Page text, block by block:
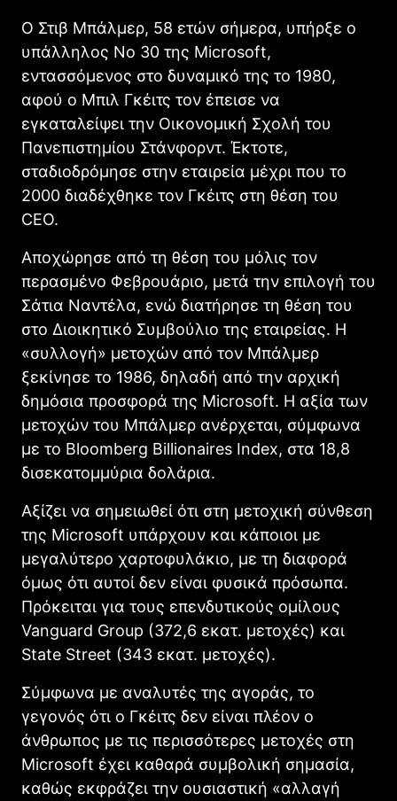
Ο Στιβ Μπάλμερ, 58 ετών σήμερα, υπήρξε ο
υπάλληλος No 30 της Microsoft,
εντασσόμενος στο δυναμικό της το 1980,
αφού ο Μπιλ Γκέιτς τον έπεισε να
εγκαταλείψει την Οικονομική Σχολή του
Πανεπιστημίου Στάνφορντ. Έκτοτε,
σταδιοδρόμησε στην εταιρεία μέχρι που το
2000 διαδέχθηκε τον Γκέιτς στη θέση του
CEO.
Αποχώρησε από τη θέση του μόλις τον
περασμένο Φεβρουάριο, μετά την επιλογή του
Σάτια Ναντέλα, ενώ διατήρησε τη θέση του
στο Διοικητικό Συμβούλιο της εταιρείας. Η
«συλλογή» μετοχών από τον Μπάλμερ
ξεκίνησε το 1986, δηλαδή από την αρχική
δημόσια προσφορά της Microsoft. Η αξία των
μετοχών του Μπάλμερ ανέρχεται, σύμφωνα
με το Bloomberg Billionaires Index, στα 18,8
δισεκατομμύρια δολάρια.
Αξίζει να σημειωθεί ότι στη μετοχική σύνθεση
της Microsoft υπάρχουν και κάποιοι με
μεγαλύτερο χαρτοφυλάκιο, με τη διαφορά
όμως ότι αυτοί δεν είναι φυσικά πρόσωπα.
Πρόκειται για τους επενδυτικούς ομίλους
Vanguard Group (372,6 εκατ. μετοχές) και
State Street (343 εκατ. μετοχές).
Σύμφωνα με αναλυτές της αγοράς, το
γεγονός ότι ο Γκέιτς δεν είναι πλέον ο
άνθρωπος με τις περισσότερες μετοχές στη
Microsoft έχει καθαρά συμβολική σημασία,
καθώς εκφράζει την ουσιαστική «αλλαγή